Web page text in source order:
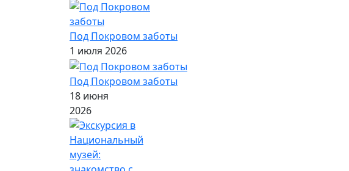
Под Покровом заботы
1 июля 2026
Под Покровом заботы
18 июня
2026